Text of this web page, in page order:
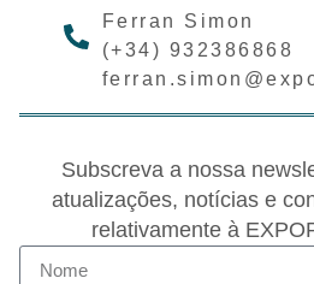
Ferran Simon
(+34) 932386868
Subscreva a nossa
atualizações, notícias e
relativamente à